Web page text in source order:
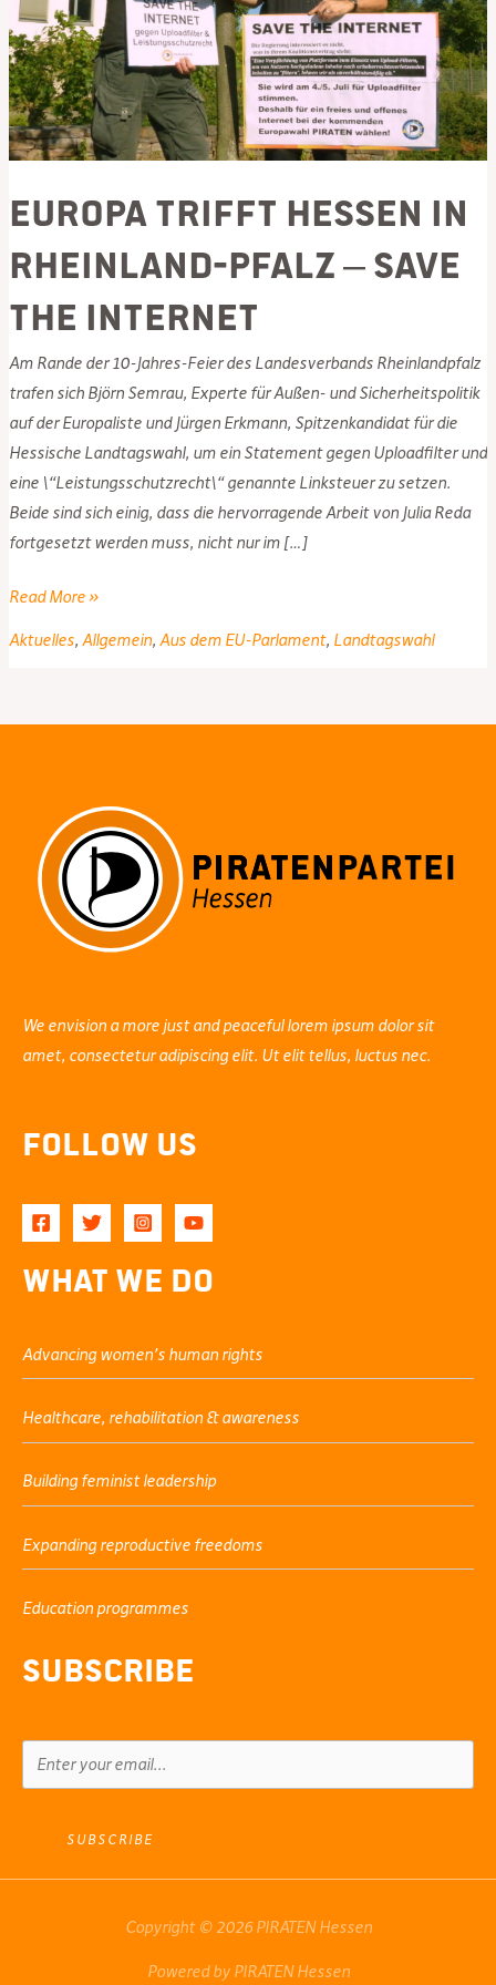
Europa trifft Hessen in
Rheinland-Pfalz – Save
the Internet
Am Rande der 10-Jahres-Feier des Landesverbands Rheinlandpfalz
trafen sich Björn Semrau, Experte für Außen- und Sicherheitspolitik
auf der Europaliste und Jürgen Erkmann, Spitzenkandidat für die
Hessische Landtagswahl, um ein Statement gegen Uploadfilter und
eine \“Leistungsschutzrecht\“ genannte Linksteuer zu setzen.
Beide sind sich einig, dass die hervorragende Arbeit von Julia Reda
fortgesetzt werden muss, nicht nur im […]
Europa
Internet
Read More »
Aktuelles, Allgemein, Aus dem EU-Parlament, Landtagswahl
We envision a more just and peaceful lorem ipsum dolor sit
amet, consectetur adipiscing elit. Ut elit tellus, luctus nec.
Follow Us
What We Do
Advancing women’s human rights
Healthcare, rehabilitation & awareness
Building feminist leadership
Expanding reproductive freedoms
Education programmes
Subscribe
SUBSCRIBE
Copyright © 2026 PIRATEN Hessen
Powered by PIRATEN Hessen